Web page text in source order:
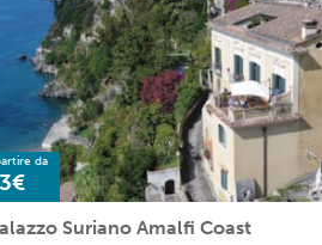
da
Suriano Amalfi Coast